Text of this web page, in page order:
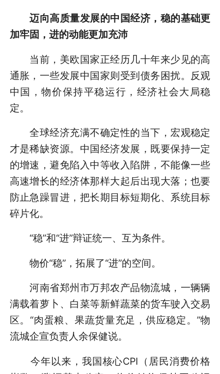
迈向高质量发展的中国经济，稳的基础更
加牢固，进的动能更加充沛
当前，美欧国家正经历几十年来少见的高
通胀，一些发展中国家则受到债务困扰。反观
中国，物价保持平稳运行，经济社会大局稳
定。
全球经济充满不确定性的当下，宏观稳定
才是稀缺资源。中国经济发展，既要保持一定
的增速，避免陷入中等收入陷阱，不能像一些
高速增长的经济体那样大起后出现大落；也要
防止急躁冒进，把长期目标短期化、系统目标
碎片化。
“稳”和“进”辩证统一、互为条件。
物价“稳”，拓展了“进”的空间。
河南省郑州市万邦农产品物流城，一辆辆
满载着萝卜、白菜等新鲜蔬菜的货车驶入交易
区。“肉蛋粮、果蔬货量充足，供应稳定。”物
流城企宣负责人余保健说。
今年以来，我国核心CPI（居民消费价格